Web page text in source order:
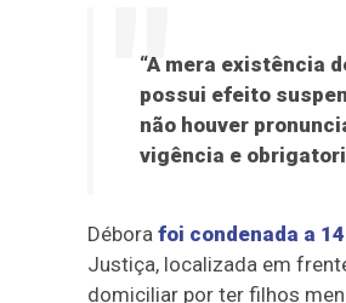
“A mera existência
possui efeito
não houver
vigência e
Débora foi condenada a
Justiça, localizada em
domiciliar por ter filhos